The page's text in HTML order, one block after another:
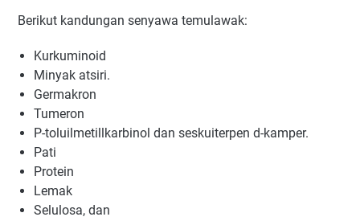
Berikut kandungan senyawa temulawak:
Kurkuminoid
Minyak atsiri.
Germakron
Tumeron
P-toluilmetillkarbinol dan seskuiterpen d-kamper.
Pati
Protein
Lemak
Selulosa, dan